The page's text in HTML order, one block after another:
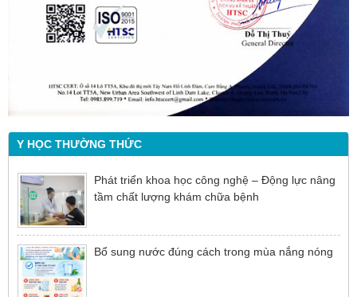
Y HỌC THƯỜNG THỨC
Phát triển khoa học công nghệ – Động lực nâng
tầm chất lượng khám chữa bệnh
Bổ sung nước đúng cách trong mùa nắng nóng